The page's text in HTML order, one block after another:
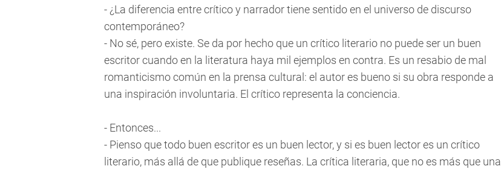
- ¿La diferencia entre crítico y narrador tiene sentido en el universo de discurso
contemporáneo?
- No sé, pero existe. Se da por hecho que un crítico literario no puede ser un buen
escritor cuando en la literatura haya mil ejemplos en contra. Es un resabio de mal
romanticismo común en la prensa cultural: el autor es bueno si su obra responde a
una inspiración involuntaria. El crítico representa la conciencia.
- Entonces...
- Pienso que todo buen escritor es un buen lector, y si es buen lector es un crítico
literario, más allá de que publique reseñas. La crítica literaria, que no es más que una